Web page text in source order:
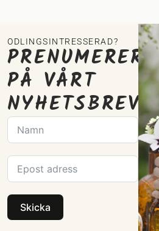
ODLINGSINTRESSERAD?
PRENUMERERA
PÅ VÅRT
NYHETSBREV
Skicka